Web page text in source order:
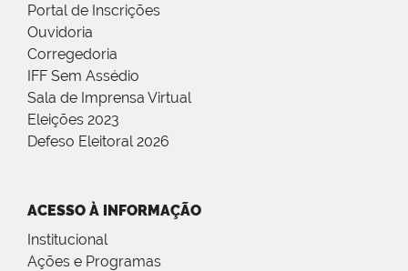
Portal de Inscrições
Ouvidoria
Corregedoria
IFF Sem Assédio
Sala de Imprensa Virtual
Eleições 2023
Defeso Eleitoral 2026
ACESSO À INFORMAÇÃO
Institucional
Ações e Programas